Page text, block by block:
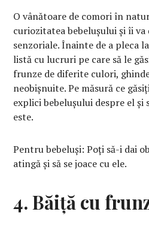
O vânătoare de comori în
curiozitatea bebelușului și îi
senzoriale. Înainte de a pleca
listă cu lucruri pe care să le
frunze de diferite culori,
neobișnuite. Pe măsură ce
explici bebelușului despre el și
este.
Pentru bebeluși: Poți să-i dai
atingă și să se joace cu ele.
4. Băiță cu